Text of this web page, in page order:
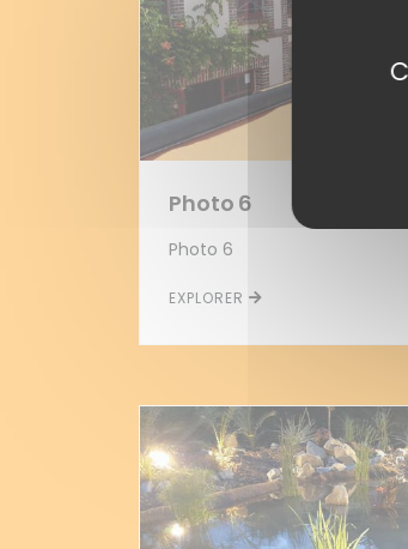
Photo 6
Photo 6
EXPLORER